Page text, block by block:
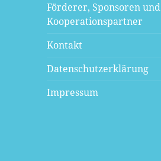
Förderer, Sponsoren und
Kooperationspartner
Kontakt
Datenschutzerklärung
Impressum